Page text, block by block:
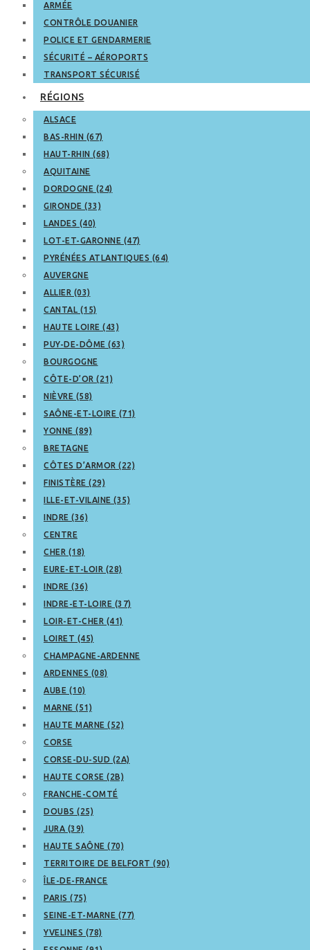
ARMÉE
CONTRÔLE DOUANIER
POLICE ET GENDARMERIE
SÉCURITÉ – AÉROPORTS
TRANSPORT SÉCURISÉ
RÉGIONS
ALSACE
BAS-RHIN (67)
HAUT-RHIN (68)
AQUITAINE
DORDOGNE (24)
GIRONDE (33)
LANDES (40)
LOT-ET-GARONNE (47)
PYRÉNÉES ATLANTIQUES (64)
AUVERGNE
ALLIER (03)
CANTAL (15)
HAUTE LOIRE (43)
PUY-DE-DÔME (63)
BOURGOGNE
CÔTE-D’OR (21)
NIÈVRE (58)
SAÔNE-ET-LOIRE (71)
YONNE (89)
BRETAGNE
CÔTES D’ARMOR (22)
FINISTÈRE (29)
ILLE-ET-VILAINE (35)
INDRE (36)
CENTRE
CHER (18)
EURE-ET-LOIR (28)
INDRE (36)
INDRE-ET-LOIRE (37)
LOIR-ET-CHER (41)
LOIRET (45)
CHAMPAGNE-ARDENNE
ARDENNES (08)
AUBE (10)
MARNE (51)
HAUTE MARNE (52)
CORSE
CORSE-DU-SUD (2A)
HAUTE CORSE (2B)
FRANCHE-COMTÉ
DOUBS (25)
JURA (39)
HAUTE SAÔNE (70)
TERRITOIRE DE BELFORT (90)
ÎLE-DE-FRANCE
PARIS (75)
SEINE-ET-MARNE (77)
YVELINES (78)